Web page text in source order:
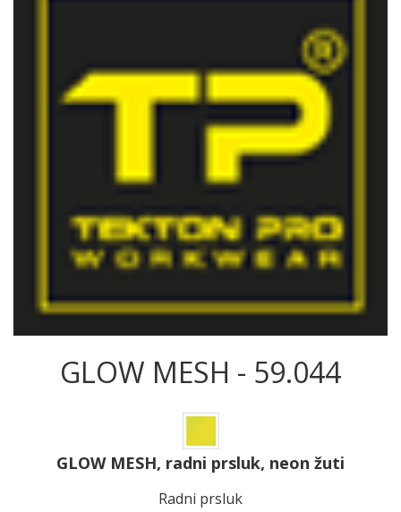
GLOW MESH - 59.044
GLOW MESH, radni prsluk, neon žuti
Radni prsluk